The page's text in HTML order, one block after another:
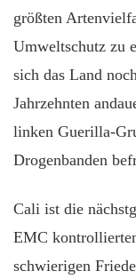
größten
Umweltschutz zu
sich das Land
Jahrzehnten
linken Guerilla-
Drogenbanden
Cali ist die
EMC
schwierigen